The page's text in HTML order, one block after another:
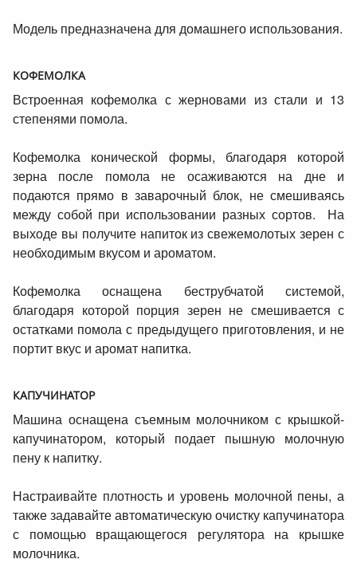
Модель предназначена для домашнего использования.
КОФЕМОЛКА
Встроенная кофемолка с жерновами из стали и 13
степенями помола.
Кофемолка конической формы, благодаря которой
зерна после помола не осаживаются на дне и
подаются прямо в заварочный блок, не смешиваясь
между собой при использовании разных сортов. На
выходе вы получите напиток из свежемолотых зерен с
необходимым вкусом и ароматом.
Кофемолка оснащена беструбчатой системой,
благодаря которой порция зерен не смешивается с
остатками помола с предыдущего приготовления, и не
портит вкус и аромат напитка.
КАПУЧИНАТОР
Машина оснащена съемным молочником с крышкой-
капучинатором, который подает пышную молочную
пену к напитку.
Настраивайте плотность и уровень молочной пены, а
также задавайте автоматическую очистку капучинатора
с помощью вращающегося регулятора на крышке
молочника.